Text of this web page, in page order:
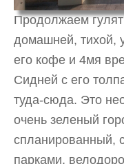
Продолжаем
домашней, тихой,
его кофе и 4мя
Сидней с его
туда-сюда. Это
очень зеленый
спланированный,
парками,